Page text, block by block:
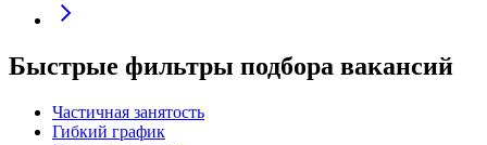
Быстрые фильтры подбора вакансий
Частичная занятость
Гибкий график